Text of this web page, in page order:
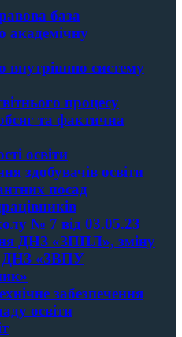
база
академічну
внутрішню систему
процесу
та фактична
освіти
здобувачів освіти
посад
№ 7 від 03.05.23
ДНЗ «ЗППЛ», зміну
ДНЗ «ЗВПУ
забезпечення
освiти